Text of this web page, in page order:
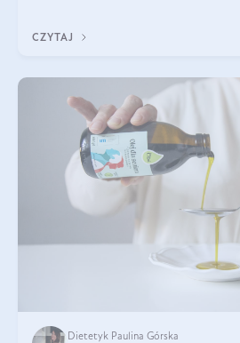
CZYTAJ
Dietetyk Paulina Górska